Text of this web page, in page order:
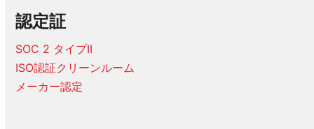
認定証
SOC 2 タイプII
ISO認証クリーンルーム
メーカー認定